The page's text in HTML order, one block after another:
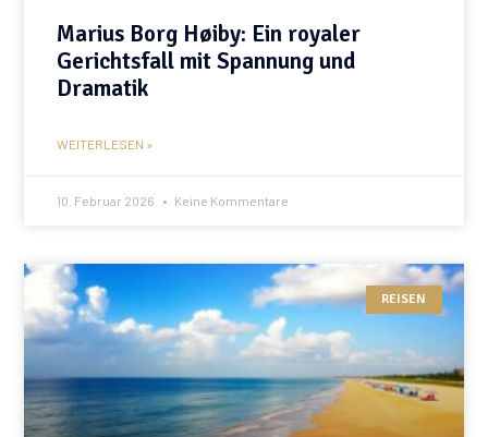
Marius Borg Høiby: Ein royaler
Gerichtsfall mit Spannung und
Dramatik
WEITERLESEN »
10. Februar 2026 Keine Kommentare
REISEN